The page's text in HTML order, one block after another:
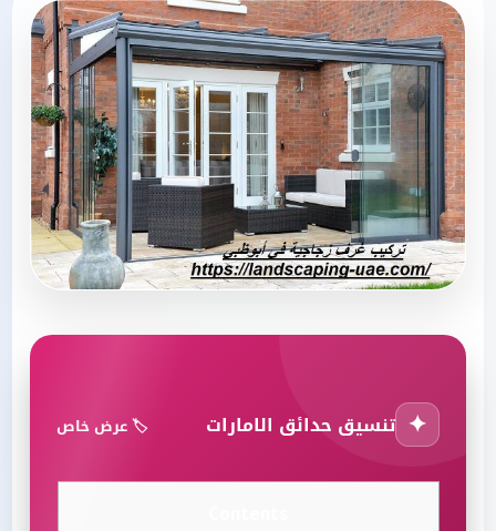
✦ تنسيق حدائق الامارات 🏷️ عرض خاص